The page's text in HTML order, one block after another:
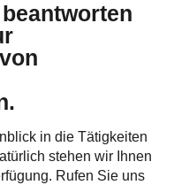
in die Tätigkeiten
stehen wir Ihnen
Rufen Sie uns